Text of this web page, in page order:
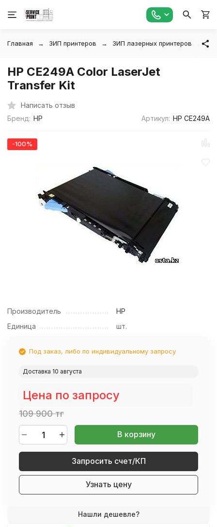
Главная ЗИП принтеров ЗИП лазерных принтеров
HP CE249A Color LaserJet
Transfer Kit
Написать отзыв
Бренд: HP Артикул: HP CE249A
-100%
Производитель
HP
Единица
шт.
Под заказ, либо по индивидуальному запросу
Доставка 10 августа
Цена по запросу
109 900 тг
В корзину
Запросить счет/КП
Узнать цену